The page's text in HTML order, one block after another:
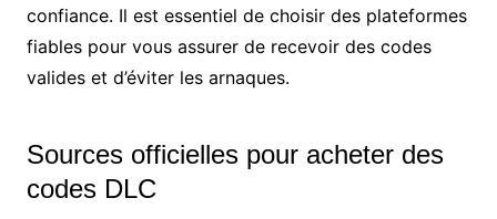
confiance. Il est essentiel de choisir des plateformes
fiables pour vous assurer de recevoir des codes
valides et d’éviter les arnaques.
Sources officielles pour acheter des
codes DLC